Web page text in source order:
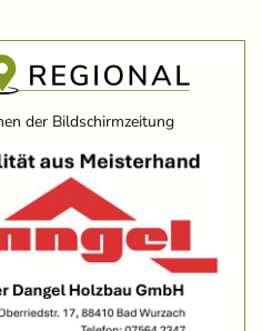
der Bildschirmzeitung